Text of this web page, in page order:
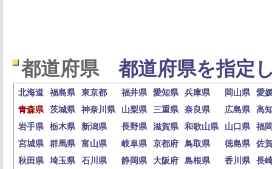
都道府県 都道府県を指定
北海道 福島県 東京都 福井県 愛知県 兵庫県 岡山県
愛
青森県
茨城県 神奈川県 山梨県 三重県 奈良県 広島県
高
岩手県
栃木県 新潟県 長野県 滋賀県 和歌山県 山口県
福
宮城県
群馬県 富山県 岐阜県 京都府 鳥取県 徳島県
佐
秋田県
埼玉県 石川県 静岡県 大阪府 島根県 香川県
長